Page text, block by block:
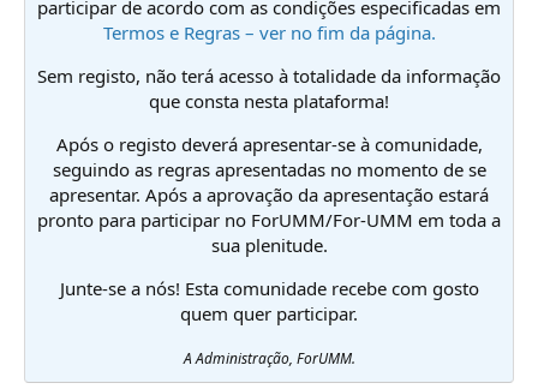
participar de acordo com as condições especificadas em
Termos e Regras – ver no fim da página.
Sem registo, não terá acesso à totalidade da informação
que consta nesta plataforma!
Após o registo deverá apresentar-se à comunidade,
seguindo as regras apresentadas no momento de se
apresentar. Após a aprovação da apresentação estará
pronto para participar no ForUMM/For-UMM em toda a
sua plenitude.
Junte-se a nós! Esta comunidade recebe com gosto
quem quer participar.
A Administração, ForUMM.